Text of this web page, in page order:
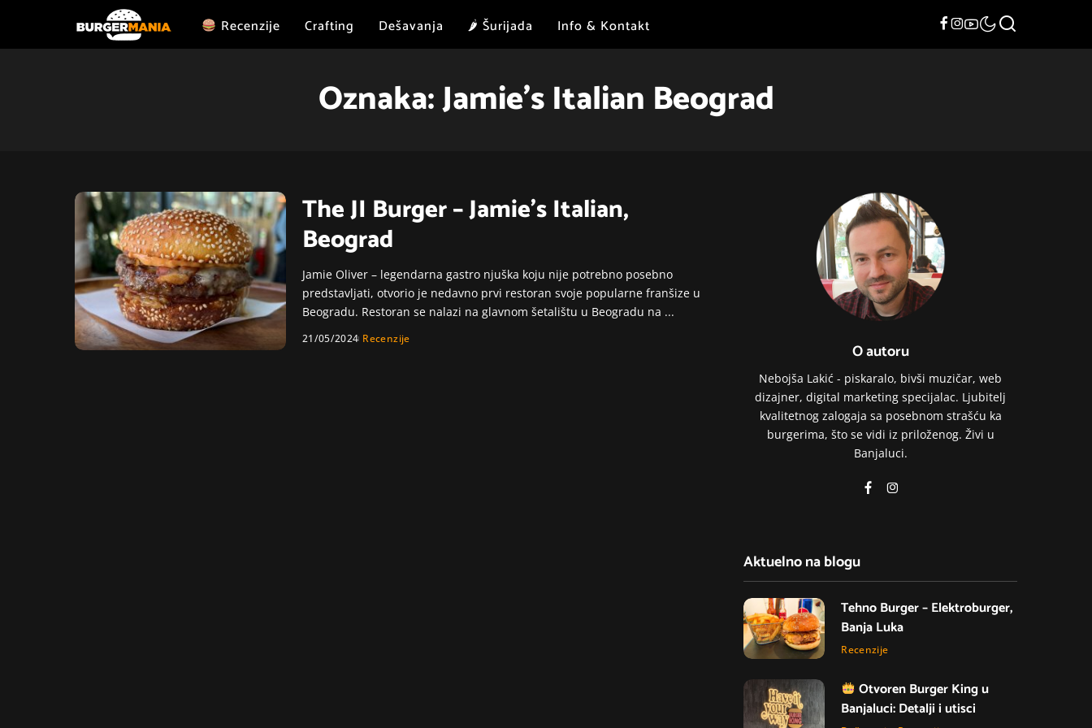
Recenzije Crafting Dešavanja 🌶 Šurijada Info & Kontakt
Oznaka:Jamie's Italian Beograd
The JI Burger – Jamie's Italian,
Beograd
Jamie Oliver – legendarna gastro njuška koju nije potrebno posebno
predstavljati, otvorio je nedavno prvi restoran svoje popularne franšize u
Beogradu. Restoran se nalazi na glavnom šetalištu u Beogradu na ...
21/05/2024 Recenzije
O autoru
Nebojša Lakić - piskaralo, bivši muzičar, web
dizajner, digital marketing specijalac. Ljubitelj
kvalitetnog zalogaja sa posebnom strašću ka
burgerima, što se vidi iz priloženog. Živi u
Banjaluci.
Aktuelno na blogu
Tehno Burger – Elektroburger,
Banja Luka
Recenzije
Otvoren Burger King u
Banjaluci: Detalji i utisci